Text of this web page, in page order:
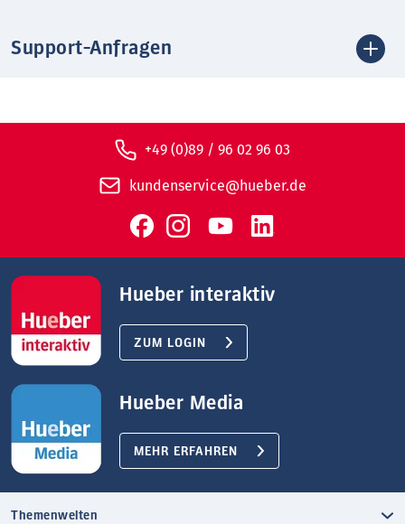
Support-Anfragen
+49 (0)89 / 96 02 96 03
kundenservice@hueber.de
Hueber interaktiv
ZUM LOGIN
Hueber Media
MEHR ERFAHREN
Themenwelten